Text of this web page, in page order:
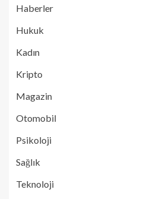
Haberler
Hukuk
Kadın
Kripto
Magazin
Otomobil
Psikoloji
Sağlık
Teknoloji